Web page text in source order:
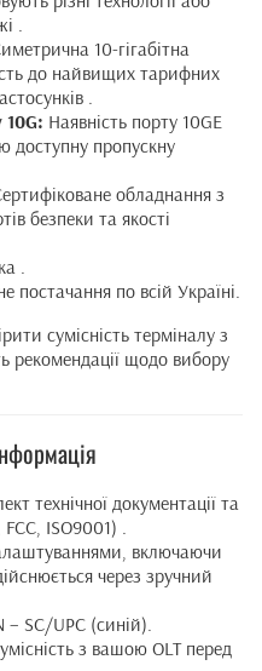
.
10-гігабітна
до найвищих тарифних
.
10G: Наявність порту 10GE
доступну пропускну
обладнання з
безпеки та якості
.
постачання по всій Україні.
сумісність терміналу з
рекомендації щодо вибору
технічної документації та
FCC, ISO9001) .
включаючи
через зручний
– SC/UPC (синій).
з вашою OLT перед